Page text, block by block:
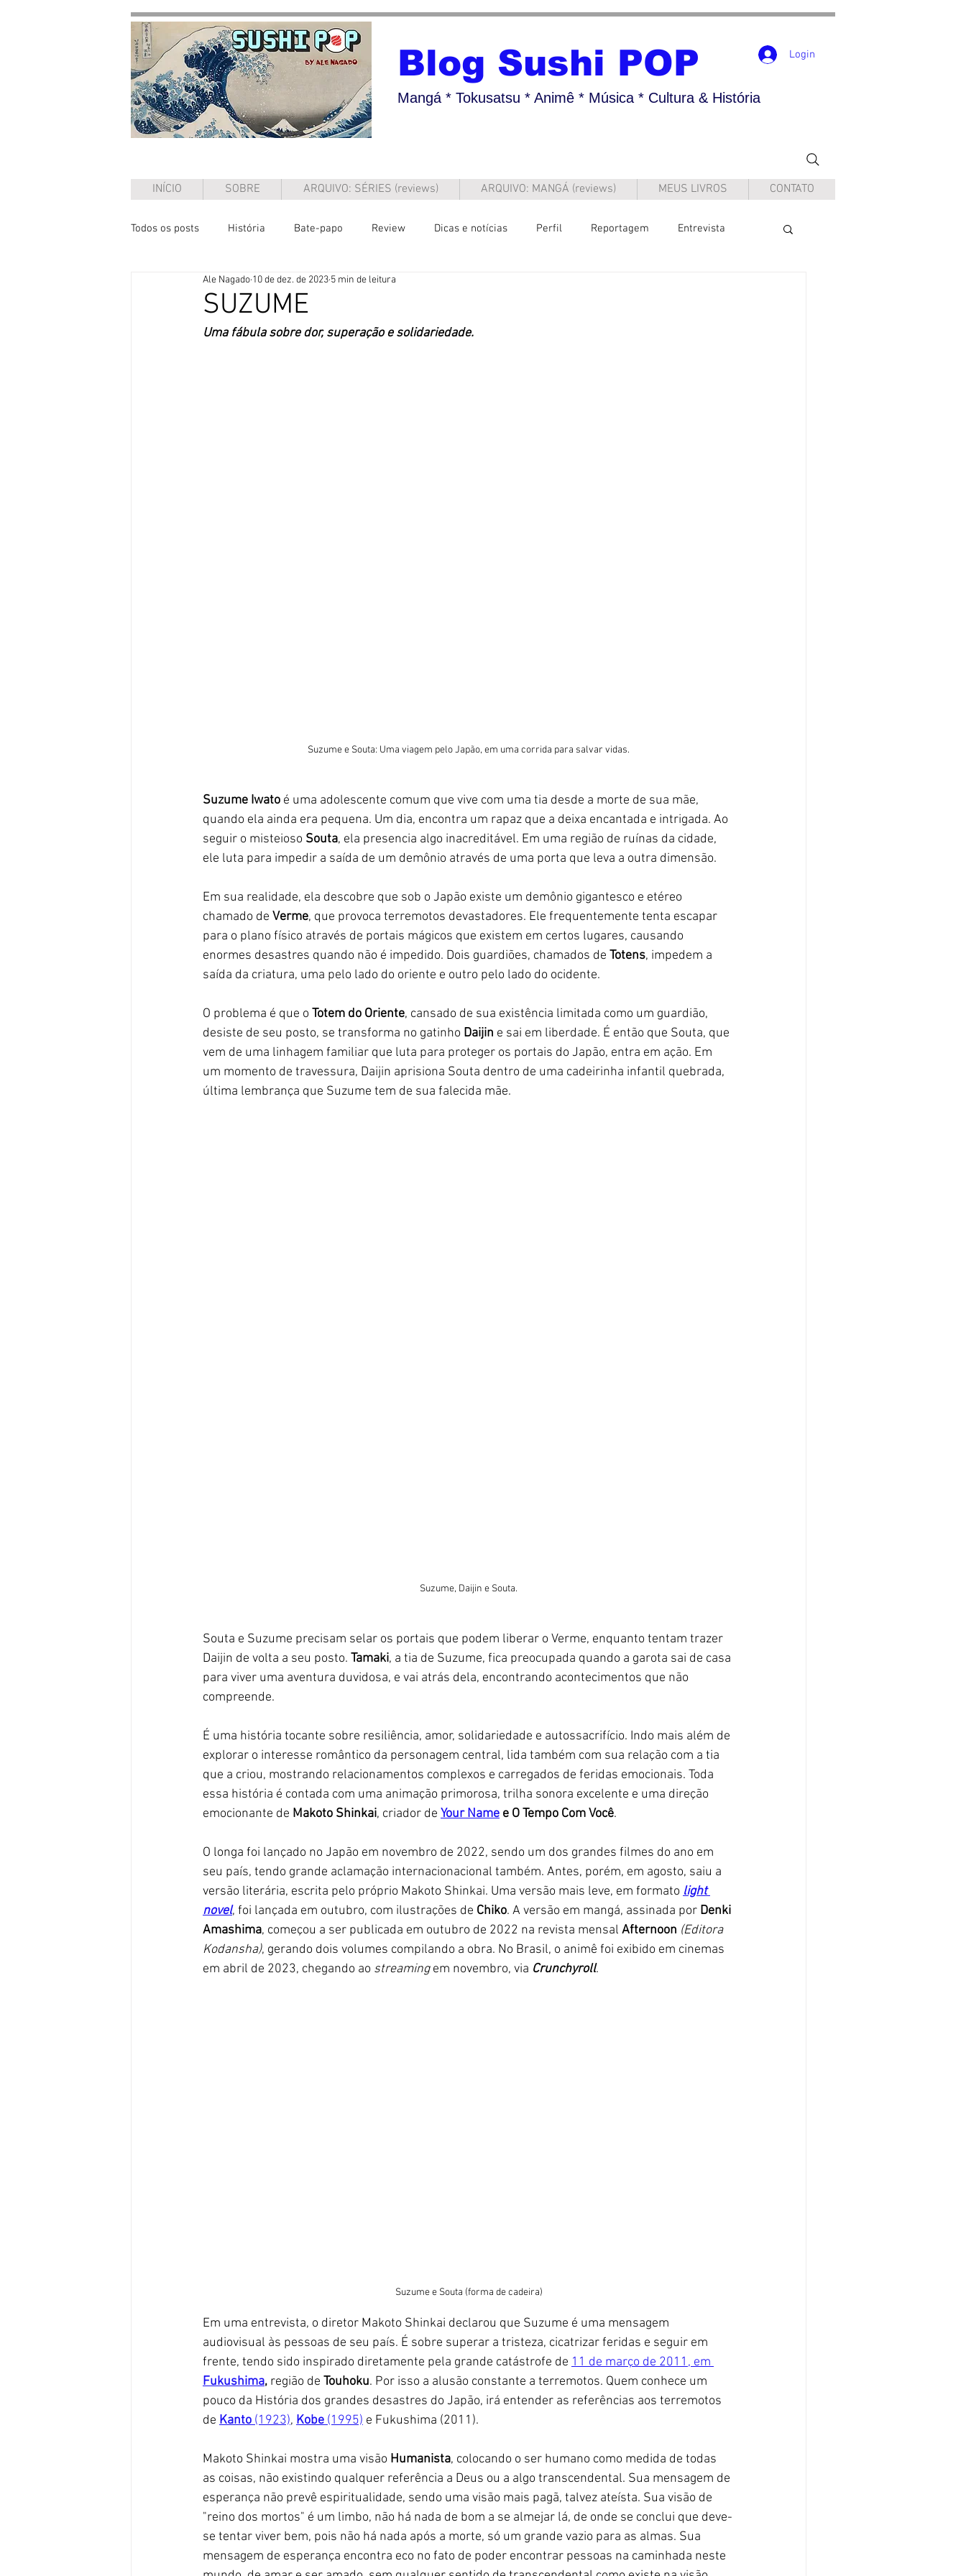
Blog Sushi POP
Mangá * Tokusatsu * Animê * Música * Cultura & História
Login
INÍCIO SOBRE ARQUIVO: SÉRIES (reviews) ARQUIVO: MANGÁ (reviews) MEUS LIVROS CONTATO
Todos os posts História Bate-papo Review Dicas e notícias Perfil Reportagem Entrevista
SUZUME
Ale Nagado 10 de dez. de 2023 5 min de leitura
Uma fábula sobre dor, superação e solidariedade.
Suzume e Souta: Uma viagem pelo Japão, em uma corrida para salvar vidas.
Suzume Iwato é uma adolescente comum que vive com uma tia desde a morte de sua mãe,
quando ela ainda era pequena. Um dia, encontra um rapaz que a deixa encantada e intrigada. Ao
seguir o misteioso Souta, ela presencia algo inacreditável. Em uma região de ruínas da cidade,
ele luta para impedir a saída de um demônio através de uma porta que leva a outra dimensão.
Em sua realidade, ela descobre que sob o Japão existe um demônio gigantesco e etéreo
chamado de Verme, que provoca terremotos devastadores. Ele frequentemente tenta escapar
para o plano físico através de portais mágicos que existem em certos lugares, causando
enormes desastres quando não é impedido. Dois guardiões, chamados de Totens, impedem a
saída da criatura, uma pelo lado do oriente e outro pelo lado do ocidente.
O problema é que o Totem do Oriente, cansado de sua existência limitada como um guardião,
desiste de seu posto, se transforma no gatinho Daijin e sai em liberdade. É então que Souta, que
vem de uma linhagem familiar que luta para proteger os portais do Japão, entra em ação. Em
um momento de travessura, Daijin aprisiona Souta dentro de uma cadeirinha infantil quebrada,
última lembrança que Suzume tem de sua falecida mãe.
Suzume, Daijin e Souta.
Souta e Suzume precisam selar os portais que podem liberar o Verme, enquanto tentam trazer
Daijin de volta a seu posto. Tamaki, a tia de Suzume, fica preocupada quando a garota sai de casa
para viver uma aventura duvidosa, e vai atrás dela, encontrando acontecimentos que não
compreende.
É uma história tocante sobre resiliência, amor, solidariedade e autossacrifício. Indo mais além de
explorar o interesse romântico da personagem central, lida também com sua relação com a tia
que a criou, mostrando relacionamentos complexos e carregados de feridas emocionais. Toda
essa história é contada com uma animação primorosa, trilha sonora excelente e uma direção
emocionante de Makoto Shinkai, criador de Your Name e O Tempo Com Você.
O longa foi lançado no Japão em novembro de 2022, sendo um dos grandes filmes do ano em
seu país, tendo grande aclamação internacionacional também. Antes, porém, em agosto, saiu a
versão literária, escrita pelo próprio Makoto Shinkai. Uma versão mais leve, em formato light
novel, foi lançada em outubro, com ilustrações de Chiko. A versão em mangá, assinada por Denki
Amashima, começou a ser publicada em outubro de 2022 na revista mensal Afternoon (Editora
Kodansha), gerando dois volumes compilando a obra. No Brasil, o animê foi exibido em cinemas
em abril de 2023, chegando ao streaming em novembro, via Crunchyroll.
Suzume e Souta (forma de cadeira)
Em uma entrevista, o diretor Makoto Shinkai declarou que Suzume é uma mensagem
audiovisual às pessoas de seu país. É sobre superar a tristeza, cicatrizar feridas e seguir em
frente, tendo sido inspirado diretamente pela grande catástrofe de 11 de março de 2011, em
Fukushima, região de Touhoku. Por isso a alusão constante a terremotos. Quem conhece um
pouco da História dos grandes desastres do Japão, irá entender as referências aos terremotos
de Kanto (1923), Kobe (1995) e Fukushima (2011).
Makoto Shinkai mostra uma visão Humanista, colocando o ser humano como medida de todas
as coisas, não existindo qualquer referência a Deus ou a algo transcendental. Sua mensagem de
esperança não prevê espiritualidade, sendo uma visão mais pagã, talvez ateísta. Sua visão de
"reino dos mortos" é um limbo, não há nada de bom a se almejar lá, de onde se conclui que deve-
se tentar viver bem, pois não há nada após a morte, só um grande vazio para as almas. Sua
mensagem de esperança encontra eco no fato de poder encontrar pessoas na caminhada neste